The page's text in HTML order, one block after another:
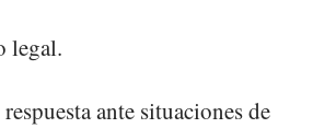
legal.
ante situaciones de